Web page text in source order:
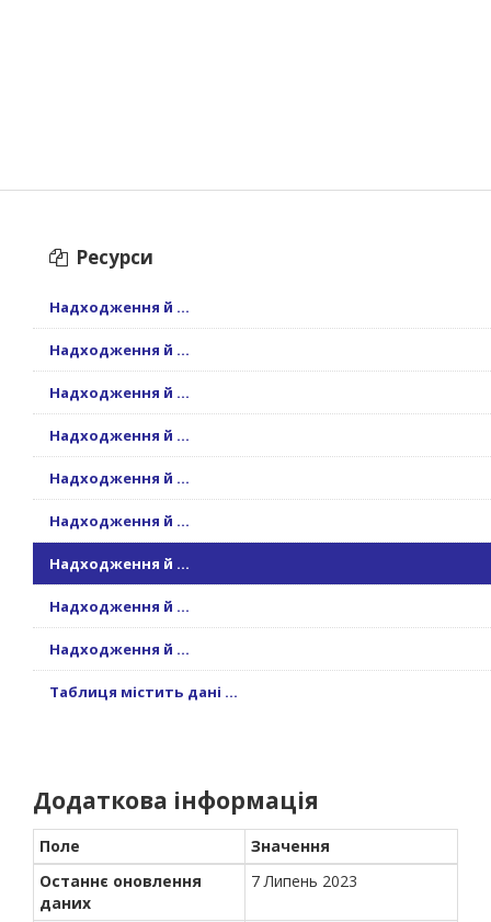
Ресурси
Надходження й ...
Надходження й ...
Надходження й ...
Надходження й ...
Надходження й ...
Надходження й ...
Надходження й ...
Надходження й ...
Надходження й ...
Таблиця містить дані ...
Додаткова інформація
Поле
Значення
Останнє оновлення
даних
7 Липень 2023